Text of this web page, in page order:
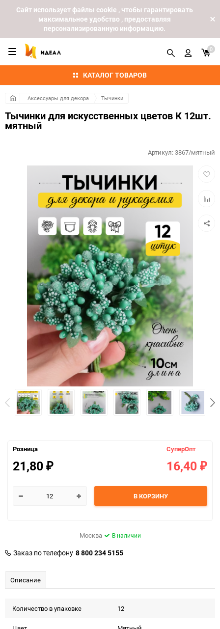
Cайт использует файлы cookie , чтобы гарантировать
максимальное удобство , предоставляя
персонализированную информацию.
КАТАЛОГ ТОВАРОВ
0
Аксессуары для декора Тычинки
Тычинки для искусственных цветов К 12шт.
мятный
Артикул:3867/мятный
Розница
21,80 ₽
СуперОпт
16,40 ₽
В КОРЗИНУ
Москва В наличии
Заказ по телефону 8 800 234 5155
Описание
Количество в упаковке 12